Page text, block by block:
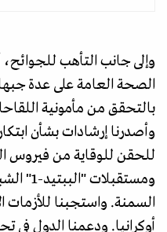
وإلى جانب التأهب
بالتحقق من مأمونية
وأصدرنا إرشادات بشأن
للحقن للوقاية من فيروس
السمنة. واستجبنا للأزمات
أوكرانيا. ودعمنا الدول